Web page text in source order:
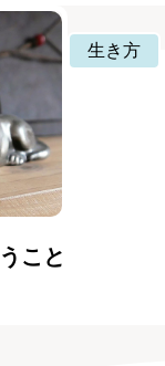
生き方
こと